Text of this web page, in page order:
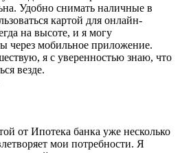
Удобно снимать наличные в
картой для онлайн-
на высоте, и я могу
через мобильное приложение.
я с уверенностью знаю, что
везде.
от Ипотека банка уже несколько
мои потребности. Я